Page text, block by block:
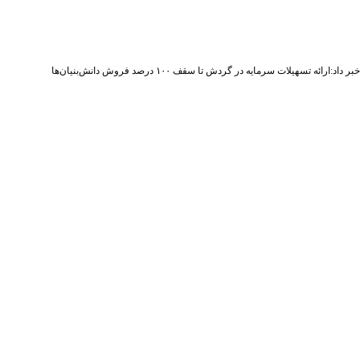
داد:ارائه تسهیلات سرمایه در گردش تا سقف ۱۰۰ درصد فروش دانش‌بنیان‌ها